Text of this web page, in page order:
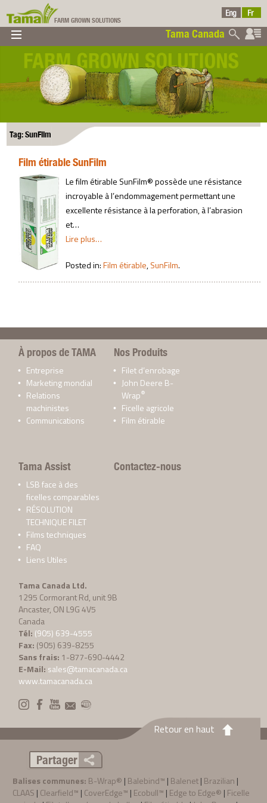
Tama Canada
FARM GROWN SOLUTIONS
Tama Canada
▼
▼
▼
Tag: SunFilm
Film étirable SunFilm
Le film étirable SunFilm® possède une résistance
incroyable à l’endommagement permettant une
excellente résistance à la perforation, à l’abrasion
et…
Lire plus…
Posted in:Film étirable,SunFilm.
À propos de TAMA
Entreprise
Marketing mondial
Relations
machinistes
Communications
Nos Produits
Filet d’enrobage
John Deere B-
Wrap®
Ficelle agricole
Film étirable
Tama Assist
LSB face à des
ficelles comparables
RÉSOLUTION
TECHNIQUE FILET
Films techniques
FAQ
Liens Utiles
Contactez-nous
Tama Canada Ltd.
1295 Cormorant Rd, unit 9B
Ancaster, ON L9G 4V5
Canada
Tél: (905) 639-4555
Fax: (905) 639-8255
Sans frais: 1-877-690-4442
E-Mail: sales@tamacanada.ca
www.tamacanada.ca
Retour en haut
Partager
Balises communes: B-Wrap® | Balebind™ | Balenet| Brazilian |
CLAAS | Clearfield™ | CoverEdge™ | Ecobull™ | Edge to Edge® | Ficelle